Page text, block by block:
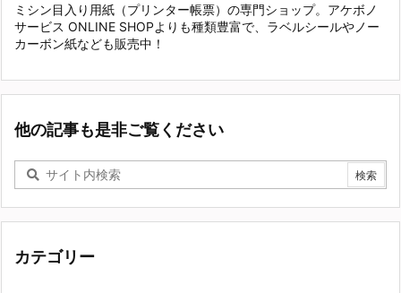
ミシン目入り用紙（プリンター帳票）の専門ショップ。アケボノ
サービス ONLINE SHOPよりも種類豊富で、ラベルシールやノー
カーボン紙なども販売中！
他の記事も是非ご覧ください
カテゴリー